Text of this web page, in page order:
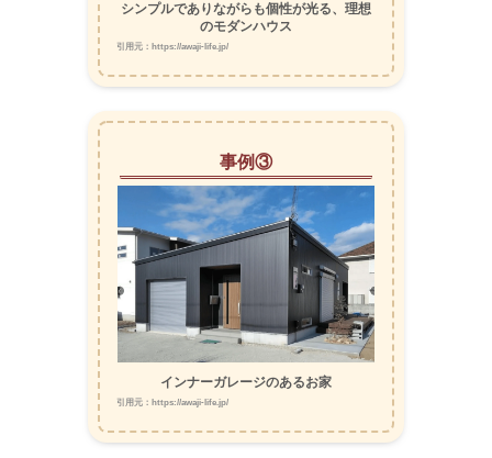
シンプルでありながらも個性が光る、理想
のモダンハウス
引用元：https://awaji-life.jp/
事例③
インナーガレージのあるお家
引用元：https://awaji-life.jp/